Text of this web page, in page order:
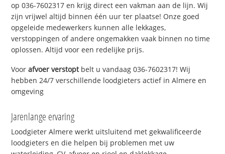
op 036-7602317 en krijg direct een vakman aan de lijn. Wij
zijn vrijwel altijd binnen één uur ter plaatse! Onze goed
opgeleide medewerkers kunnen alle lekkages,
verstoppingen of andere ongemakken vaak binnen no time
oplossen. Altijd voor een redelijke prijs.
Voorafvoer verstoptbelt u vandaag 036-7602317! Wij
hebben 24/7 verschillende loodgieters actief in Almere en
omgeving
Jarenlange ervaring
Loodgieter Almere werkt uitsluitend met gekwalificeerde
loodgieters en die helpen bij problemen met uw